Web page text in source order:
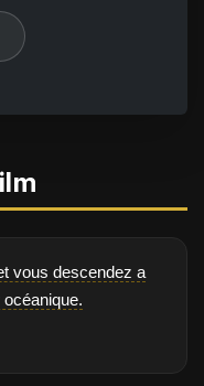
vous descendez a